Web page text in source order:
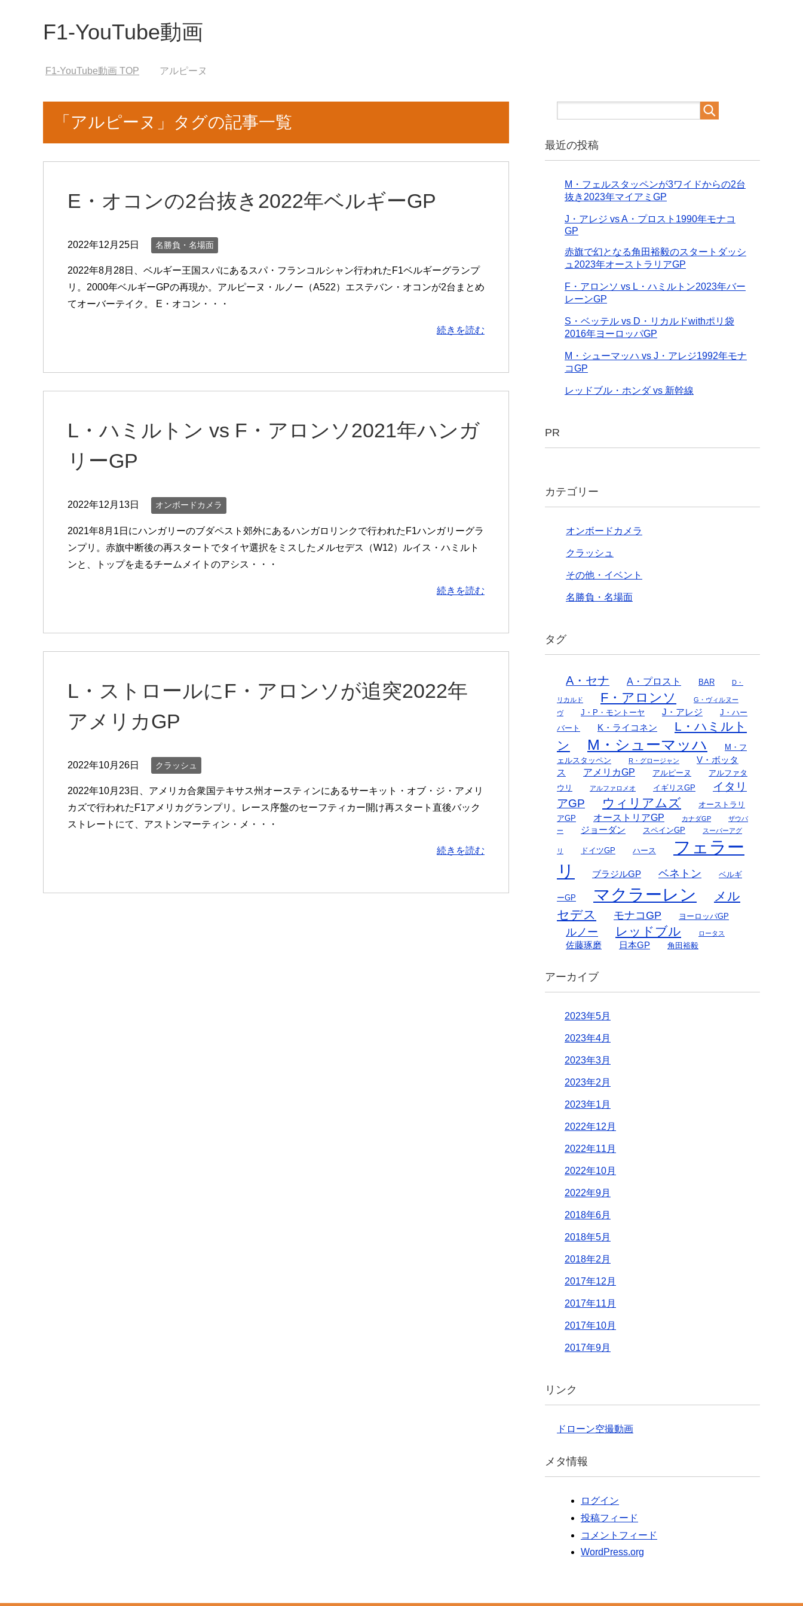
F1-YouTube動画
F1-YouTube動画 TOP アルピーヌ
「アルピーヌ」タグの記事一覧
E・オコンの2台抜き2022年ベルギーGP
2022年12月25日 名勝負・名場面
2022年8月28日、ベルギー王国スパにあるスパ・フランコルシャン行われたF1ベルギーグランプ
リ。2000年ベルギーGPの再現か。アルピーヌ・ルノー（A522）エステバン・オコンが2台まとめ
てオーバーテイク。 E・オコン・・・
続きを読む
L・ハミルトン vs F・アロンソ2021年ハンガ
リーGP
2022年12月13日 オンボードカメラ
2021年8月1日にハンガリーのブダペスト郊外にあるハンガロリンクで行われたF1ハンガリーグラ
ンプリ。赤旗中断後の再スタートでタイヤ選択をミスしたメルセデス（W12）ルイス・ハミルト
ンと、トップを走るチームメイトのアシス・・・
続きを読む
L・ストロールにF・アロンソが追突2022年
アメリカGP
2022年10月26日 クラッシュ
2022年10月23日、アメリカ合衆国テキサス州オースティンにあるサーキット・オブ・ジ・アメリ
カズで行われたF1アメリカグランプリ。レース序盤のセーフティカー開け再スタート直後バック
ストレートにて、アストンマーティン・メ・・・
続きを読む
最近の投稿
M・フェルスタッペンが3ワイドからの2台
抜き2023年マイアミGP
J・アレジ vs A・プロスト1990年モナコ
GP
赤旗で幻となる角田裕毅のスタートダッシ
ュ2023年オーストラリアGP
F・アロンソ vs L・ハミルトン2023年バー
レーンGP
S・ベッテル vs D・リカルドwithポリ袋
2016年ヨーロッパGP
M・シューマッハ vs J・アレジ1992年モナ
コGP
レッドブル・ホンダ vs 新幹線
PR
カテゴリー
オンボードカメラ
クラッシュ
その他・イベント
名勝負・名場面
タグ
A・セナ A・プロスト BAR D・
リカルド F・アロンソ
G・ヴィルヌー
ヴ
J・P・モントーヤ J・アレジ
J・ハー
バート
K・ライコネン
L・ハミルト
ン
M・シューマッハ
M・フ
ェルスタッペン
R・グロージャン
V・ボッタ
ス
アメリカGP アルピーヌ
アルファタ
ウリ
アルファロメオ イギリスGP
イタリ
アGP
ウィリアムズ
オーストラリ
アGP
オーストリアGP カナダGP
ザウバ
ー
ジョーダン スペインGP スーパーアグ
リ ドイツGP ハース
フェラー
リ
ブラジルGP ベネトン ベルギ
ーGP マクラーレン
メル
セデス
モナコGP ヨーロッパGP
ルノー レッドブル ロータス
佐藤琢磨 日本GP 角田裕毅
アーカイブ
2023年5月
2023年4月
2023年3月
2023年2月
2023年1月
2022年12月
2022年11月
2022年10月
2022年9月
2018年6月
2018年5月
2018年2月
2017年12月
2017年11月
2017年10月
2017年9月
リンク
ドローン空撮動画
メタ情報
ログイン
投稿フィード
コメントフィード
WordPress.org